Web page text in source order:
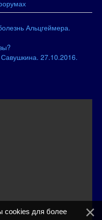
Альцгеймера.
27.10.2016.
cookies для более